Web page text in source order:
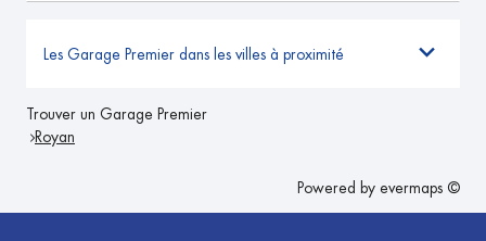
Les Garage Premier dans les villes à proximité
Trouver un Garage Premier
Royan
Powered by evermaps ©